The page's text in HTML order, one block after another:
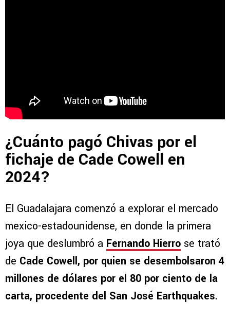
¿Cuánto pagó Chivas por el
fichaje de Cade Cowell en
2024?
El Guadalajara comenzó a explorar el mercado
mexico-estadounidense, en donde la primera
joya que deslumbró a Fernando Hierro se trató
de Cade Cowell, por quien se desembolsaron 4
millones de dólares por el 80 por ciento de la
carta, procedente del San José Earthquakes.